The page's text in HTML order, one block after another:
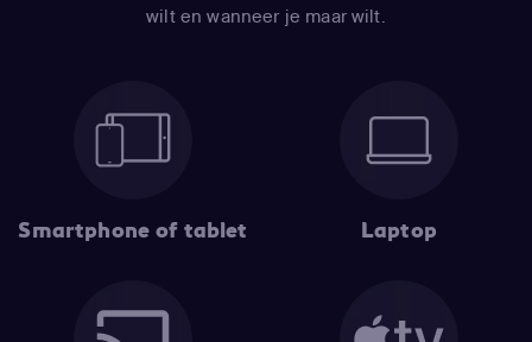
wilt en wanneer je maar wilt.
Smartphone of tablet Laptop